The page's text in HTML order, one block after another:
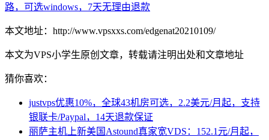
路，可选windows，7天无理由退款
本文地址：http://www.vpsxxs.com/edgenat20210109/
本文为VPS小学生原创文章，转载请注明出处和文章地址
猜你喜欢：
justvps优惠10%，全球43机房可选，2.2美元/月起，支持
银联卡/Paypal，14天退款保证
丽萨主机上新美国Astound真家宽VDS：152.1元/月起，